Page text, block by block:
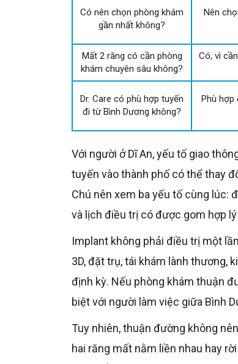
Có nên chọn phòng khám
gần nhất không?
Nên
Mất 2 răng có cần phòng
khám chuyên sâu không?
Có, vì
Dr. Care có phù hợp tuyến
đi từ Bình Dương không?
Phù hợp
Với người ở Dĩ An, yếu tố giao thông cần được tính thực tế. Nếu Chú đi làm gần khu vực giáp TP.HCM, các
tuyến vào thành phố có thể thay
Chú nên xem ba yếu tố cùng lúc:
và lịch điều trị có được gom hợp
Implant không phải điều trị một lần là xong. Một ca mất 2 răng thường có các mốc như khám – chụp CT
3D, đặt trụ, tái khám lành thương,
định kỳ. Nếu phòng khám thuận
biệt với người làm việc giữa Bình
Tuy nhiên, thuận đường không nên làm Chú bỏ qua tiêu chí chuyên môn. Với mất 2 răng, bác sĩ cần xem
hai răng mất nằm liền nhau hay